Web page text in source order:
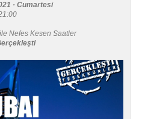
· Cumartesi
Nefes Kesen Saatler